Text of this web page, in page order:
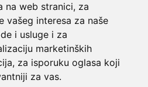
na web stranici, za
vašeg interesa za naše
i usluge i za
marketinških
, za isporuku oglasa koji
za vas.